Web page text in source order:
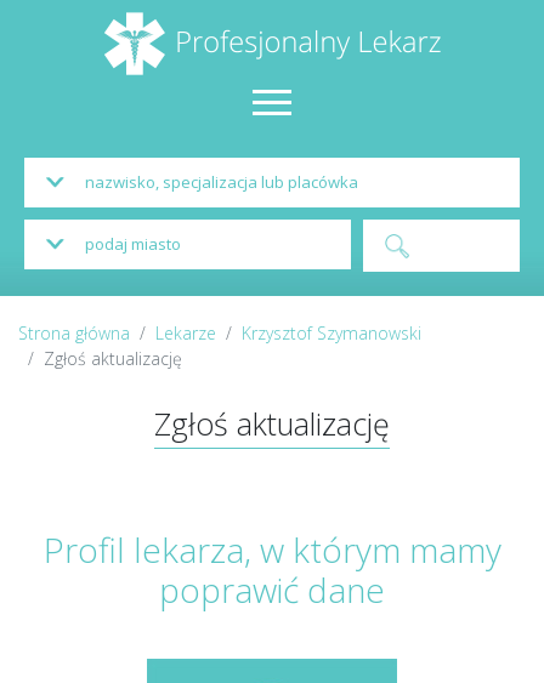
Strona główna Lekarze
Krzysztof Szymanowski
Zgłoś aktualizację
Zgłoś aktualizację
Profil lekarza, w którym mamy
poprawić dane